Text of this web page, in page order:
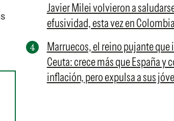
Javier Milei volvieron a
efusividad, esta vez en Colombia
Marruecos, el reino pujante que
Ceuta: crece más que España y
inflación, pero expulsa a sus